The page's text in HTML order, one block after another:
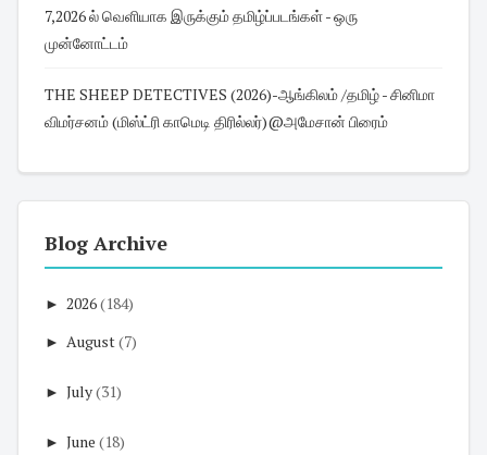
7,2026 ல் வெளியாக இருக்கும் தமிழ்ப்படங்கள் - ஒரு
முன்னோட்டம்
THE SHEEP DETECTIVES (2026)-ஆங்கிலம் /தமிழ் - சினிமா
விமர்சனம் (மிஸ்ட்ரி காமெடி திரில்லர்)@அமேசான் பிரைம்
Blog Archive
► 2026(184)
► August(7)
► July(31)
► June (18)